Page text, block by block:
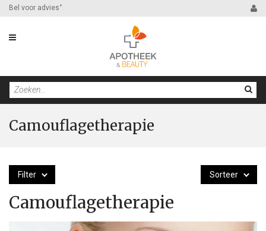
Bel voor advies *
Camouflagetherapie
Filter Sorteer
Camouflagetherapie